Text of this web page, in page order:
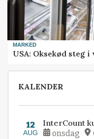
MARKED
USA: Oksekød
KALENDER
12
AUG
InterCount
onsdag